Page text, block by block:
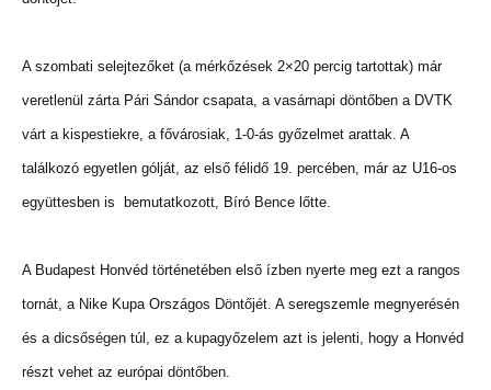
A szombati selejtezőket (a mérkőzések 2×20 percig tartottak) már
veretlenül zárta Pári Sándor csapata, a vasárnapi döntőben a DVTK
várt a kispestiekre, a fővárosiak, 1-0-ás győzelmet arattak. A
találkozó egyetlen gólját, az első félidő 19. percében, már az U16-os
együttesben is bemutatkozott, Bíró Bence lőtte.
A Budapest Honvéd történetében első ízben nyerte meg ezt a rangos
tornát, a Nike Kupa Országos Döntőjét. A seregszemle megnyerésén
és a dicsőségen túl, ez a kupagyőzelem azt is jelenti, hogy a Honvéd
részt vehet az európai döntőben.